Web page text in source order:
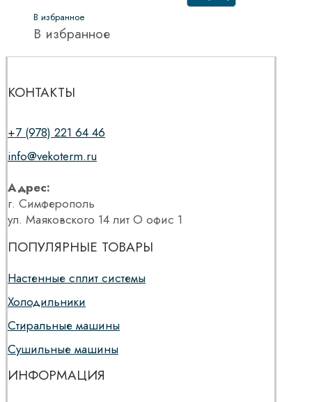
В избранное
В избранное
КОНТАКТЫ
+7 (978) 221 64 46
info@vekoterm.ru
Адрес:
г. Симферополь
ул. Маяковского 14 лит О офис 1
ПОПУЛЯРНЫЕ ТОВАРЫ
Настенные сплит системы
Холодильники
Стиральные машины
Сушильные машины
ИНФОРМАЦИЯ